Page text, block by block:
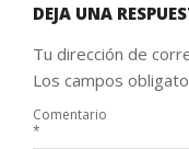
DEJA UNA
Tu dirección de
Los campos
Comentario
*